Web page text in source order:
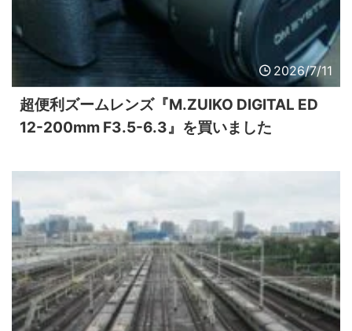
2026/7/11
超便利ズームレンズ『M.ZUIKO DIGITAL ED
12-200mm F3.5-6.3』を買いました